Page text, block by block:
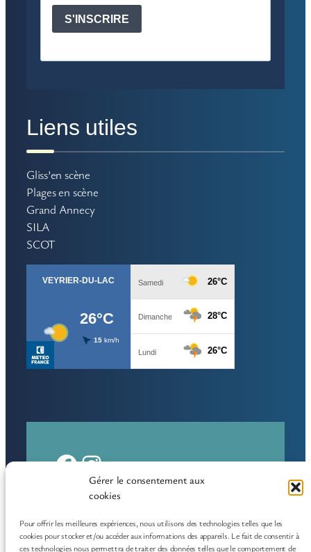
Gérer le consentement aux
cookies
Pour offrir les meilleures expériences, nous utilisons des technologies telles que les
cookies pour stocker et/ou accéder aux informations des appareils. Le fait de consentir à
ces technologies nous permettra de traiter des données telles que le comportement de
Liens utiles
Gliss’en scène
Plages en scène
Grand Annecy
SILA
SCOT
Facebook Instagram
Vivre et s’investir à Veyrier-du-